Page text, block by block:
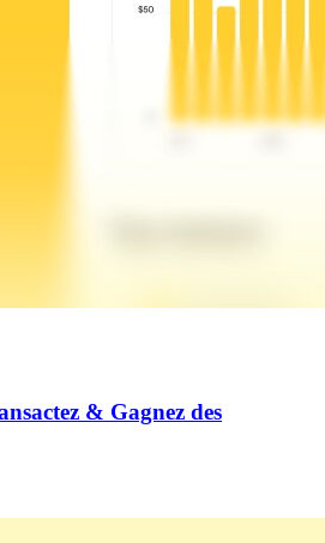
& Gagnez des